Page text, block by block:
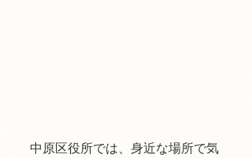
中原区役所では、身近な場所で気